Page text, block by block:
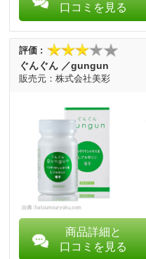
口コミを見る
ぐんぐん ／gungun
株式会社美彩
商品詳細と
口コミを見る